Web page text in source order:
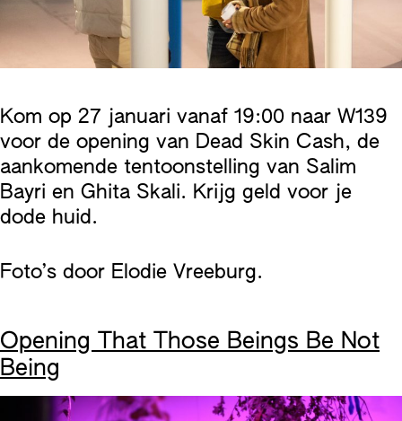
Kom op 27 januari vanaf 19:00 naar W139
voor de opening van Dead Skin Cash, de
aankomende tentoonstelling van Salim
Bayri en Ghita Skali. Krijg geld voor je
dode huid.
Foto’s door Elodie Vreeburg.
Opening That Those Beings Be Not
Being